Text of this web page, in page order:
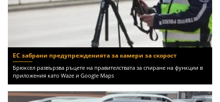
ЕС забрани предупрежденията за камери за скорост
Брюксел развързва ръцете на правителствата за спиране на функции в
приложения като Waze и Google Maps